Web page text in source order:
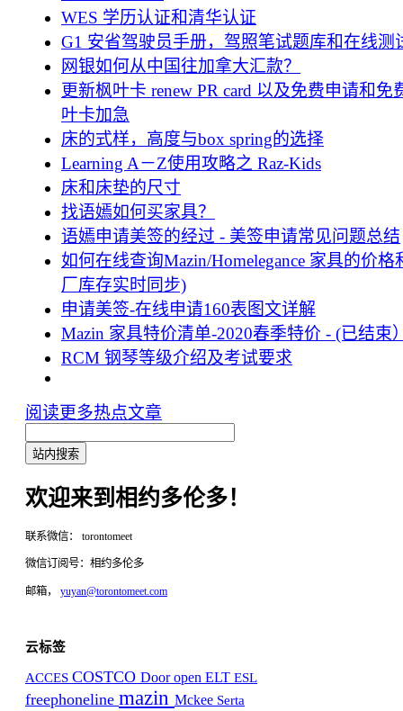
WES 学历认证和清华认证
G1 安省驾驶员手册，驾照笔试题库和在线测
网银如何从中国往加拿大汇款？
更新枫叶卡 renew PR card 以及免费申请和
叶卡加急
床的式样，高度与box spring的选择
Learning A－Z使用攻略之 Raz-Kids
床和床垫的尺寸
找语嫣如何买家具？
语嫣申请美签的经过 - 美签申请常见问题总结
如何在线查询Mazin/Homelegance 家具的价
厂库存实时同步)
申请美签-在线申请160表图文详解
Mazin 家具特价清单-2020春季特价 - (已结束
RCM 钢琴等级介绍及考试要求
阅读更多热点文章
欢迎来到相约多伦多！
联系微信： torontomeet
微信订阅号：相约多伦多
邮箱， yuyan@torontomeet.com
云标签
ACCES COSTCO Door open ELT ESL
freephoneline mazin Mckee Serta